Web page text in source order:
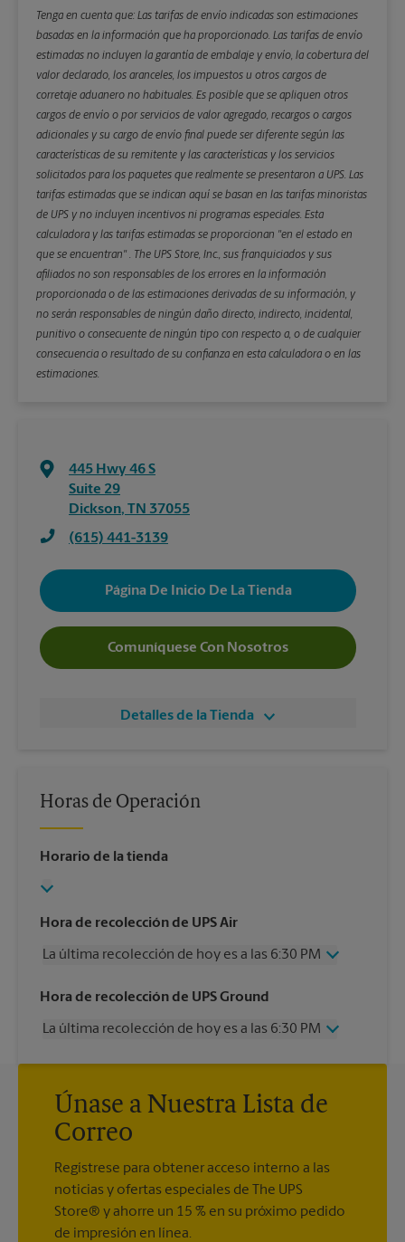
Tenga en cuenta que: Las tarifas de envío indicadas son estimaciones
basadas en la información que ha proporcionado. Las tarifas de envío
estimadas no incluyen la garantía de embalaje y envío, la cobertura del
valor declarado, los aranceles, los impuestos u otros cargos de
corretaje aduanero no habituales. Es posible que se apliquen otros
cargos de envío o por servicios de valor agregado, recargos o cargos
adicionales y su cargo de envío final puede ser diferente según las
características de su remitente y las características y los servicios
solicitados para los paquetes que realmente se presentaron a UPS. Las
tarifas estimadas que se indican aquí se basan en las tarifas minoristas
de UPS y no incluyen incentivos ni programas especiales. Esta
calculadora y las tarifas estimadas se proporcionan "en el estado en
que se encuentran" . The UPS Store, Inc., sus franquiciados y sus
afiliados no son responsables de los errores en la información
proporcionada o de las estimaciones derivadas de su información, y
no serán responsables de ningún daño directo, indirecto, incidental,
punitivo o consecuente de ningún tipo con respecto a, o de cualquier
consecuencia o resultado de su confianza en esta calculadora o en las
estimaciones.
445 Hwy 46 S
Suite 29
Dickson, TN 37055
(615) 441-3139
Página De Inicio De La Tienda
Comuníquese Con Nosotros
Detalles de la Tienda
Horas de Operación
Horario de la tienda
Hora de recolección de UPS Air
La última recolección de hoy es a las 6:30 PM
Miércoles
6:30 PM
Viernes
6:30 PM
Lunes
6:30 PM
Martes
6:30 PM
Hora de recolección de UPS Ground
La última recolección de hoy es a las 6:30 PM
Miércoles
6:30 PM
Jueves
Viernes
6:30 PM
Sábado
Lunes
6:30 PM
Martes
6:30 PM
Únase a Nuestra Lista de
Correo
Regístrese para obtener acceso interno a las
noticias y ofertas especiales de The UPS
Store® y ahorre un 15 % en su próximo pedido
de impresión en línea.